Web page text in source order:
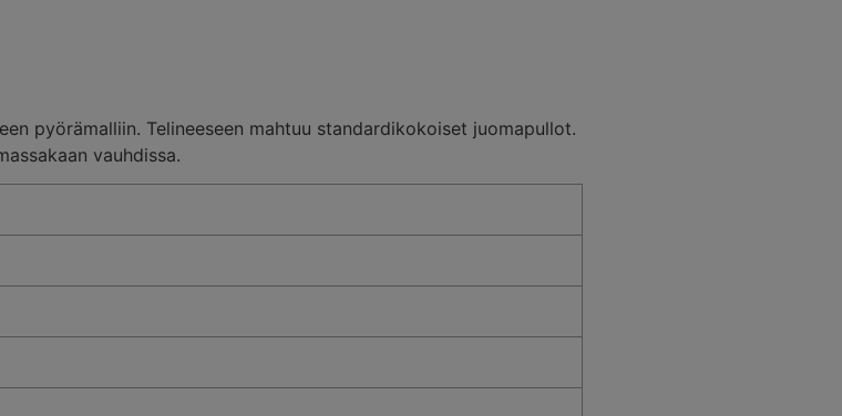
pyörämalliin. Telineeseen mahtuu standardikokoiset juomapullot.
vauhdissa.